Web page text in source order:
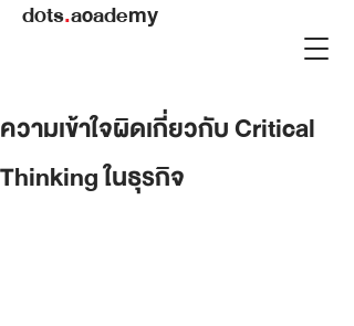
dots.academy
ความเข้าใจผิดเกี่ยวกับ Critical
Thinking ในธุรกิจ